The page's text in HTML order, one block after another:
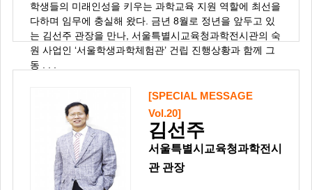
학생들의 미래인성을 키우는 과학교육 지원 역할에 최선을
다하며 임무에 충실해 왔다. 금년 8월로 정년을 앞두고 있
는 김선주 관장을 만나, 서울특별시교육청과학전시관의 숙
원 사업인 ‘서울학생과학체험관’ 건립 진행상황과 함께 그
동 . . .
[SPECIAL MESSAGE
Vol.20]
김선주
서울특별시교육청과학전시
관 관장